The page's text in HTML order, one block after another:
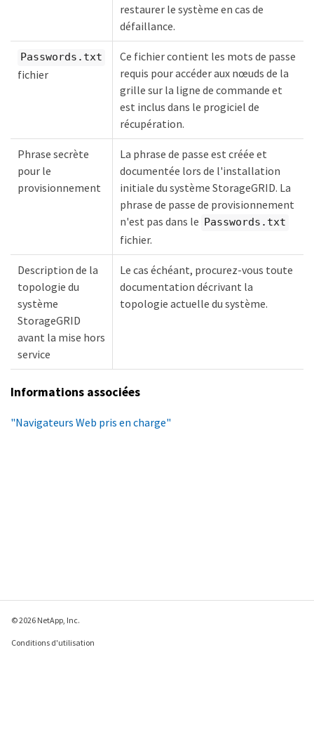
restaurer le système en cas de
défaillance.
Passwords.txt
fichier
Ce fichier contient les mots de passe
requis pour accéder aux nœuds de la
grille sur la ligne de commande et
est inclus dans le progiciel de
récupération.
Phrase secrète
pour le
provisionnement
La phrase de passe est créée et
documentée lors de l'installation
initiale du système StorageGRID. La
phrase de passe de provisionnement
n'est pas dans le Passwords.txt
fichier.
Description de la
topologie du
système
StorageGRID
avant la mise hors
service
Le cas échéant, procurez-vous toute
documentation décrivant la
topologie actuelle du système.
Informations associées
"Navigateurs Web pris en charge"
© 2026 NetApp, Inc.
Conditions d'utilisation